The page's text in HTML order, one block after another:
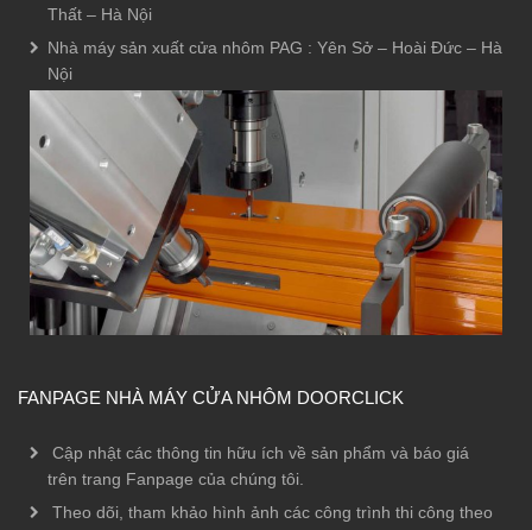
Thất – Hà Nội
Nhà máy sản xuất cửa nhôm PAG : Yên Sở – Hoài Đức – Hà
Nội
FANPAGE NHÀ MÁY CỬA NHÔM DOORCLICK
Cập nhật các thông tin hữu ích về sản phẩm và báo giá
trên trang Fanpage của chúng tôi.
Theo dõi, tham khảo hình ảnh các công trình thi công theo